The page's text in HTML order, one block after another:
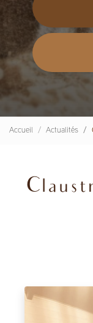
Accueil Actualités